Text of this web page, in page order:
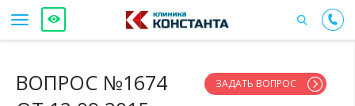
ВОПРОС №1674
ЗАДАТЬ ВОПРОС